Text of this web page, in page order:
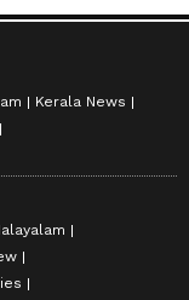
Kerala News